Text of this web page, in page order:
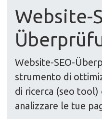
Website-
Website-SEO-
strumento di
di ricerca (seo tool)
analizzare le tue